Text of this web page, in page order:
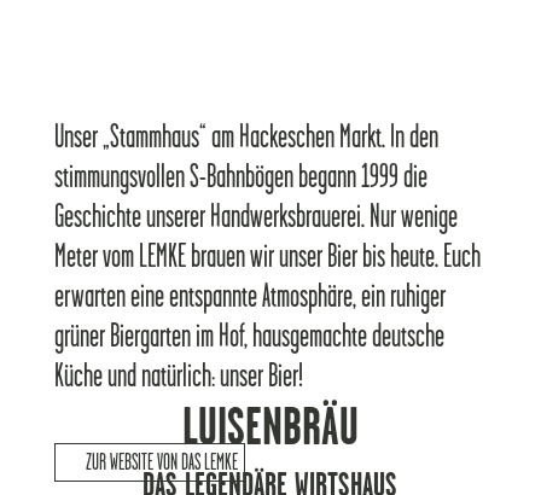
Unser „Stammhaus“ am Hackeschen Markt. In den
stimmungsvollen S-Bahnbögen begann 1999 die
Geschichte unserer Handwerksbrauerei. Nur wenige
Meter vom LEMKE brauen wir unser Bier bis heute. Euch
erwarten eine entspannte Atmosphäre, ein ruhiger
grüner Biergarten im Hof, hausgemachte deutsche
Küche und natürlich: unser Bier!
ZUR WEBSITE VON DAS LEMKE
LUISENBRÄU
DAS LEGENDÄRE WIRTSHAUS